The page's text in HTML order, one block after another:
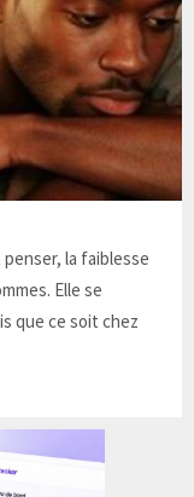
la faiblesse
Elle se
que ce soit chez